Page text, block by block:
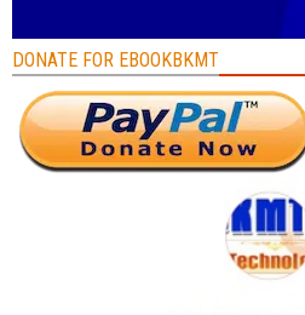
DONATE FOR EBOOKBKMT